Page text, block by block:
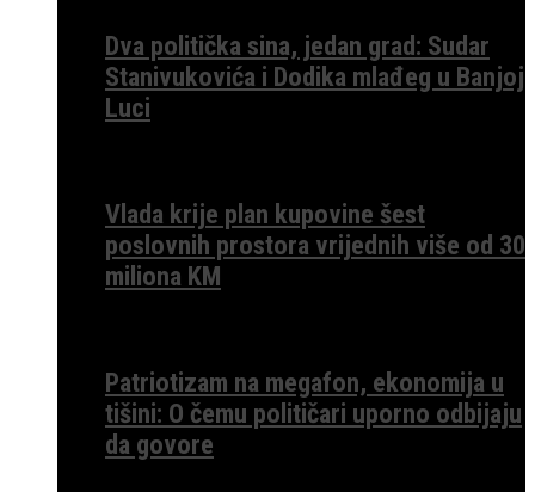
Dva politička sina, jedan grad: Sudar
Stanivukovića i Dodika mlađeg u Banjoj
Luci
Vlada krije plan kupovine šest
poslovnih prostora vrijednih više od 30
miliona KM
Patriotizam na megafon, ekonomija u
tišini: O čemu političari uporno odbijaju
da govore